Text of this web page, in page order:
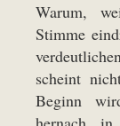
Warum,
Stimme
scheint
Beginn